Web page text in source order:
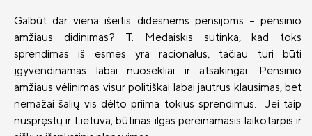
Galbūt dar viena išeitis didesnėms pensijoms – pensinio
amžiaus didinimas? T. Medaiskis sutinka, kad toks
sprendimas iš esmės yra racionalus, tačiau turi būti
įgyvendinamas labai nuosekliai ir atsakingai. Pensinio
amžiaus vėlinimas visur politiškai labai jautrus klausimas, bet
nemažai šalių vis dėlto priima tokius sprendimus. Jei taip
nuspręstų ir Lietuva, būtinas ilgas pereinamasis laikotarpis ir